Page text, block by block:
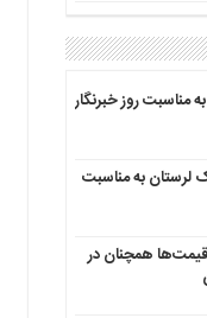
مناسبت روز خبرنگار
لرستان به مناسبت
قیمت‌ها همچنان در